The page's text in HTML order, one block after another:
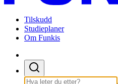
Tilskudd
Studieplaner
Om Funkis